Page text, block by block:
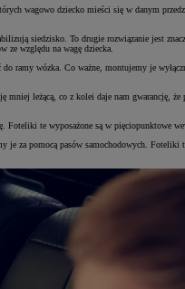
wagowo dziecko mieści się w danym
siedzisko. To drugie rozwiązanie jest
ze względu na wagę dziecka.
ramy wózka. Co ważne, montujemy je
leżącą, co z kolei daje nam gwarancję, że
te wyposażone są w pięciopunktowe
za pomocą pasów samochodowych. Foteliki